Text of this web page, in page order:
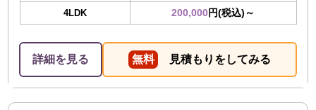
4LDK 200,000円(税込)～
詳細を見る 無料 見積もりをしてみる